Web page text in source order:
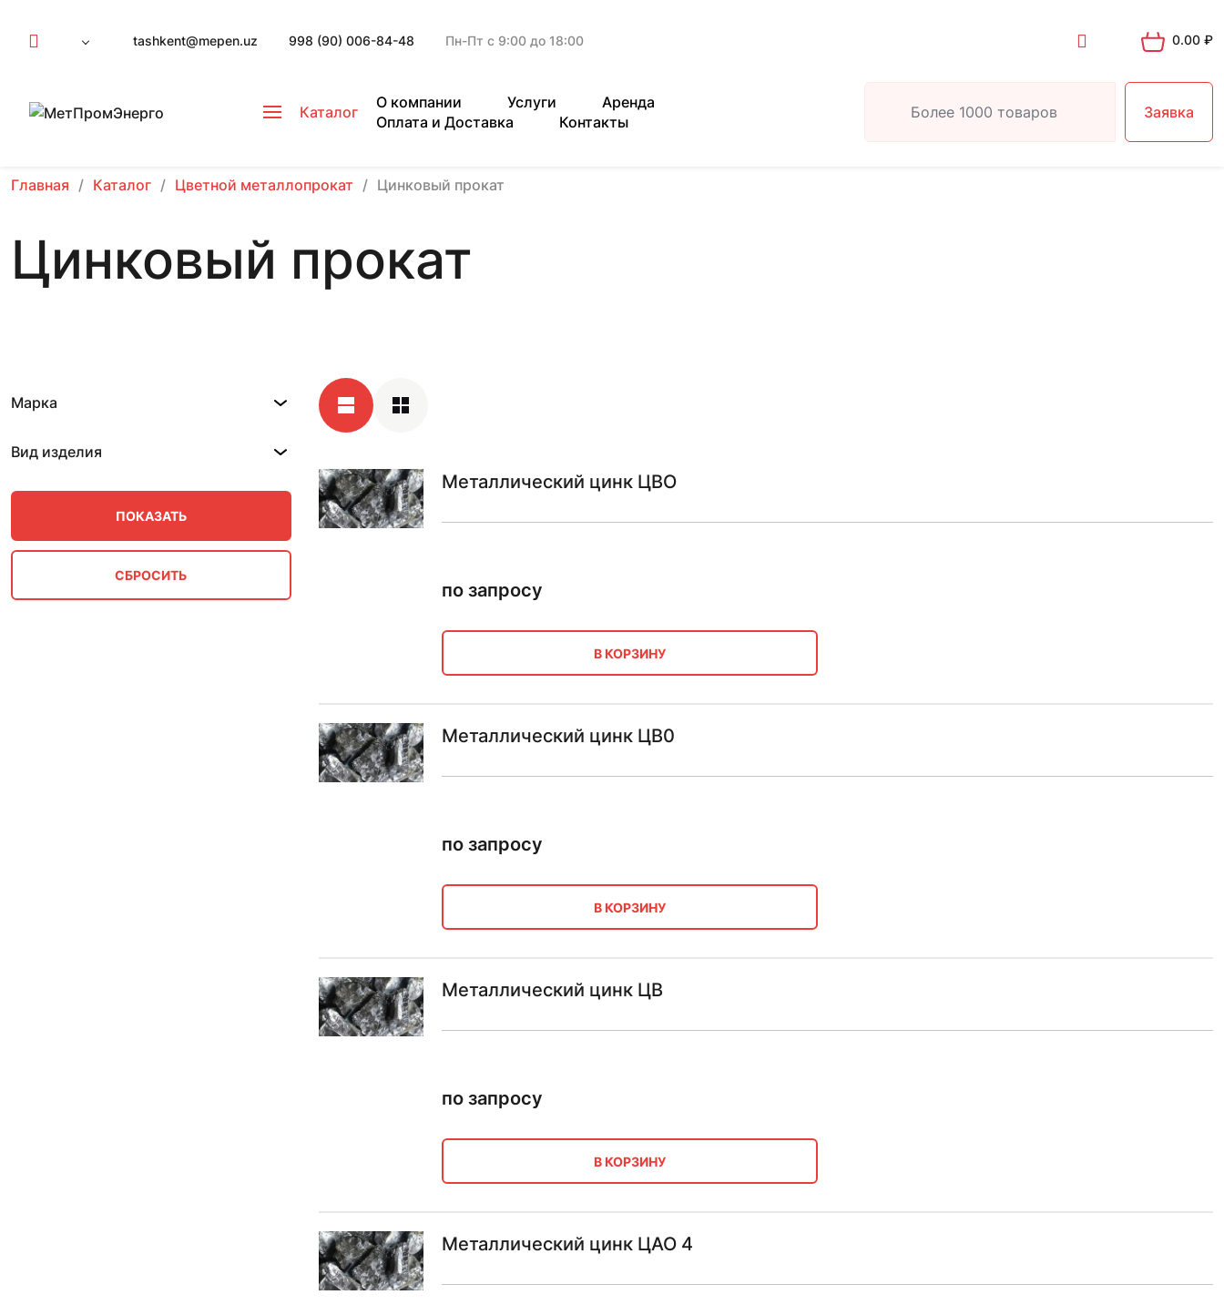
tashkent@mepen.uz 998 (90) 006-84-48 Пн-Пт с 9:00 до 18:00 0.00 ₽
Каталог
О компании Услуги
Аренда
Оплата и Доставка
Контакты
Заявка
Главная Каталог Цветной металлопрокат Цинковый прокат
Цинковый прокат
Марка
Вид изделия
Металлический цинк ЦВО
по запросу
В КОРЗИНУ
Металлический цинк ЦВ0
по запросу
В КОРЗИНУ
Металлический цинк ЦВ
по запросу
В КОРЗИНУ
Металлический цинк ЦАО 4